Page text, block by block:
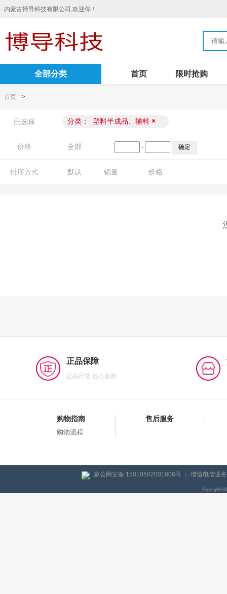
内蒙古博导科技有限公司,欢迎你！
全部分类 首页 限时抢购
首页 >
已选择 分类： 塑料半成品、辅料 ×
价格 全部 -
排序方式 默认 销量 价格
正品保障
正品行货 放心选购
购物指南
购物流程
售后服务
蒙公网安备 15010502001806号 | 增值电信业